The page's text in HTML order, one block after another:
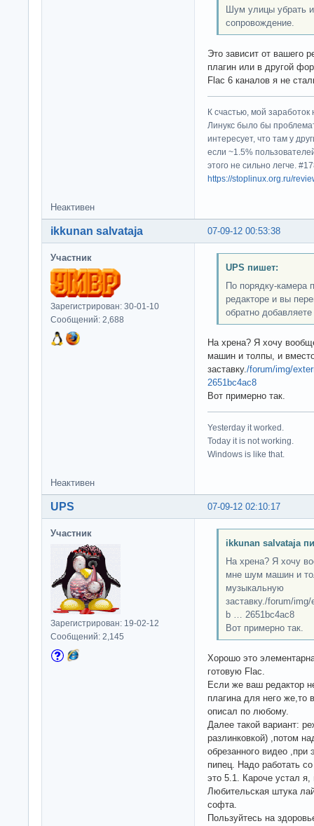
Шум улицы убрать
сопровождение.
Это зависит от вашего
плагин или в другой
Flac 6 каналов я не
К счастью, мой
Линукс было бы
интересует, что там у
если ~1.5%
этого не сильно легче.
https://stoplinux.org.ru/
Неактивен
07-09-12 00:53:38
ikkunan salvataja
Участник
Зарегистрирован: 30-01-10
Сообщений: 2,688
UPS пишет:
По порядку-камера
редакторе и вы
обратно
На хрена? Я хочу
машин и толпы, и
заставку./forum/img/
2651bc4ac8
Вот примерно так.
Yesterday it worked.
Today it is not working.
Windows is like that.
Неактивен
07-09-12 02:10:17
UPS
Участник
Зарегистрирован: 19-02-12
Сообщений: 2,145
ikkunan salvataja
На хрена? Я хочу
мне шум машин и
музыкальную
заставку./forum/
b … 2651bc4ac8
Вот примерно так.
Хорошо это
готовую Flac.
Если же ваш редактор
плагина для него же,то
описал по любому.
Далее такой вариант:
разлинковкой) ,потом
обрезанного видео ,при
пипец. Надо работать
это 5.1. Кароче устал
Любительская штука
софта.
Пользуйтесь на